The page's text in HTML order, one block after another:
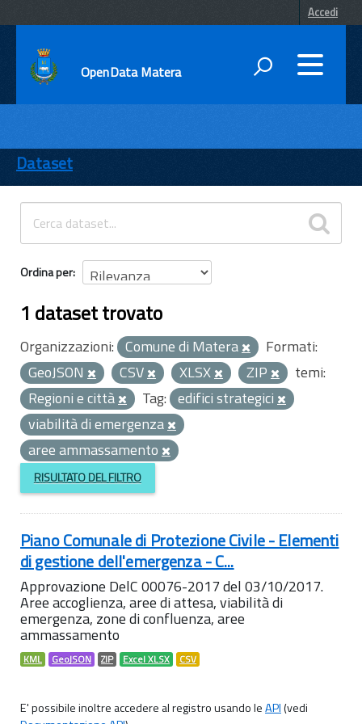
Accedi
OpenData Matera
ENTI
TEMI
INFORMAZIONI
Dataset
Ordina per
1 dataset trovato
Organizzazioni: Comune di Matera
Formati:
GeoJSON
CSV XLSX ZIP
temi:
Regioni e città
Tag: edifici strategici
viabilità di emergenza
aree ammassamento
RISULTATO DEL FILTRO
Piano Comunale di Protezione Civile - Elementi
di gestione dell'emergenza - C...
Approvazione DelC 00076-2017 del 03/10/2017.
Aree accoglienza, aree di attesa, viabilità di
emergenza, zone di confluenza, aree
ammassamento
KML GeoJSON ZIP Excel XLSX CSV
E' possibile inoltre accedere al registro usando leAPI(vedi